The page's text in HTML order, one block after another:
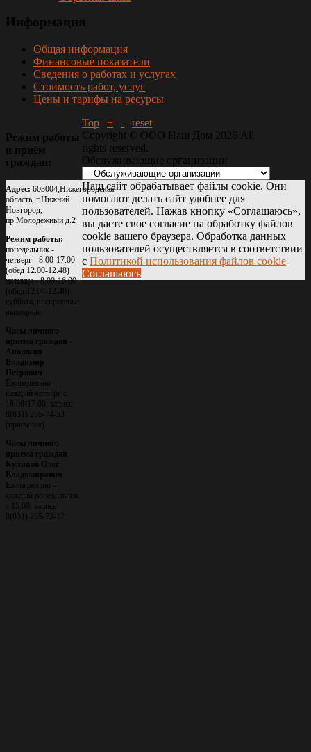
Информация
Общая информация
Финансовые показатели
Сведения о работах и услугах
Стоимость работ, услуг
Цены и тарифы на ресурсы
Режим работы
и приём
граждан:
Адрес: 603004,Нижегородская
область, г.Нижний
Новгород,
пр.Молодежный д.2
Режим работы:
понедельник -
четверг - 8.00-17.00
(обед 12.00-12.48)
пятница - 8.00-16.00
(обед 12.00-12.48)
суббота, воскресенье:
выходные
Часы личного
приема граждан -
Аношкин
Владимир
Петрович
Еженедельно –
каждый четверг с
16.00-17.00, запись:
8(831) 295-74-53
(приемная)
Часы личного
приема граждан -
Куликов Олег
Владимирович
Еженедельно –
каждый понедельник
с 15.00, запись:
8(831) 295-73-17
Top |+ |- |reset
Copyright © ООО Наш Дом 2026 All
rights reserved.
Обслуживающие организации
Наш сайт обрабатывает файлы cookie. Они
помогают делать сайт удобнее для
пользователей. Нажав кнопку «Соглашаюсь»,
вы даете свое согласие на обработку файлов
cookie вашего браузера. Обработка данных
пользователей осуществляется в соответствии
сПолитикой использования файлов cookie
Соглашаюсь